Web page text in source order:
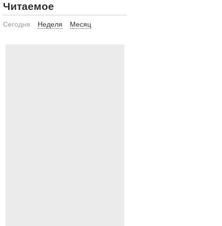
Читаемое
Сегодня Неделя Месяц